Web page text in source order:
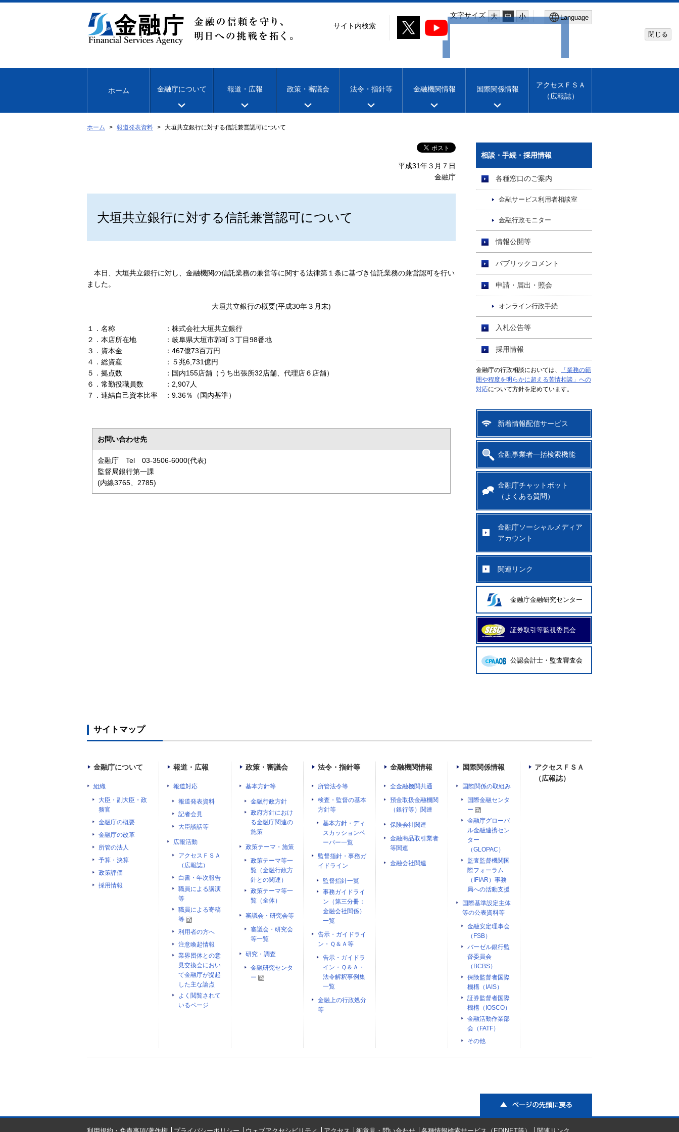
文
移
文字サイズ 大 中 小 Language
Machine translation
閉じる
サイト内検索
ホーム 金融庁について 報道・広報 政策・審議会 法令・指針等 金融機関情報 国際関係情報
アクセスＦＳＡ
（広報誌）
ホーム 報道発表資料 大垣共立銀行に対する信託兼営認可について
平成31年３月７日
金融庁
大垣共立銀行に対する信託兼営認可について
本日、大垣共立銀行に対し、金融機関の信託業務の兼営等に関する法律第１条に基づき信託業務の兼営認可を行い
ました。
大垣共立銀行の概要(平成30年３月末)
１．名称 ：株式会社大垣共立銀行
２．本店所在地 ：岐阜県大垣市郭町３丁目98番地
３．資本金 ：467億73百万円
４．総資産 ：５兆6,731億円
５．拠点数 ：国内155店舗（うち出張所32店舗、代理店６店舗）
６．常勤役職員数 ：2,907人
７．連結自己資本比率 ：9.36％（国内基準）
お問い合わせ先
金融庁 Tel 03-3506-6000(代表)
監督局銀行第一課
(内線3765、2785)
相談・手続・採用情報
各種窓口のご案内
金融サービス利用者相談室
金融行政モニター
情報公開等
パブリックコメント
申請・届出・照会
オンライン行政手続
入札公告等
採用情報
金融庁の行政相談においては、
「業務の範
囲や程度を明らかに超える苦情相談」への
対応について方針を定めています。
新着情報配信サービス
金融事業者一括検索機能
金融庁チャットボット
（よくある質問）
金融庁ソーシャルメディア
アカウント
関連リンク
金融庁金融研究センター
証券取引等監視委員会
公認会計士・監査審査会
サイトマップ
金融庁について
組織
大臣・副大臣・政
務官
金融庁の概要
金融庁の改革
所管の法人
予算・決算
政策評価
採用情報
報道・広報
報道対応
報道発表資料
記者会見
大臣談話等
広報活動
アクセスＦＳＡ
（広報誌）
白書・年次報告
職員による講演
等
職員による寄稿
等
利用者の方へ
注意喚起情報
業界団体との意
見交換会におい
て金融庁が提起
した主な論点
よく閲覧されて
いるページ
政策・審議会
基本方針等
金融行政方針
政府方針におけ
る金融庁関連の
施策
政策テーマ・施策
政策テーマ等一
覧（金融行政方
針との関連）
政策テーマ等一
覧（全体）
審議会・研究会等
審議会・研究会
等一覧
研究・調査
金融研究センタ
ー
法令・指針等
所管法令等
検査・監督の基本
方針等
基本方針・ディ
スカッションペ
ーパー一覧
監督指針・事務ガ
イドライン
監督指針一覧
事務ガイドライ
ン（第三分冊：
金融会社関係）
一覧
告示・ガイドライ
ン・Ｑ＆Ａ等
告示・ガイドラ
イン・Ｑ＆Ａ・
法令解釈事例集
一覧
金融上の行政処分
等
金融機関情報
全金融機関共通
預金取扱金融機関
（銀行等）関連
保険会社関連
金融商品取引業者
等関連
金融会社関連
国際関係情報
国際関係の取組み
国際金融センタ
ー
金融庁グローバ
ル金融連携セン
ター
（GLOPAC）
監査監督機関国
際フォーラム
（IFIAR）事務
局への活動支援
国際基準設定主体
等の公表資料等
金融安定理事会
（FSB）
バーゼル銀行監
督委員会
（BCBS）
保険監督者国際
機構（IAIS）
証券監督者国際
機構（IOSCO）
金融活動作業部
会（FATF）
その他
アクセスＦＳＡ
（広報誌）